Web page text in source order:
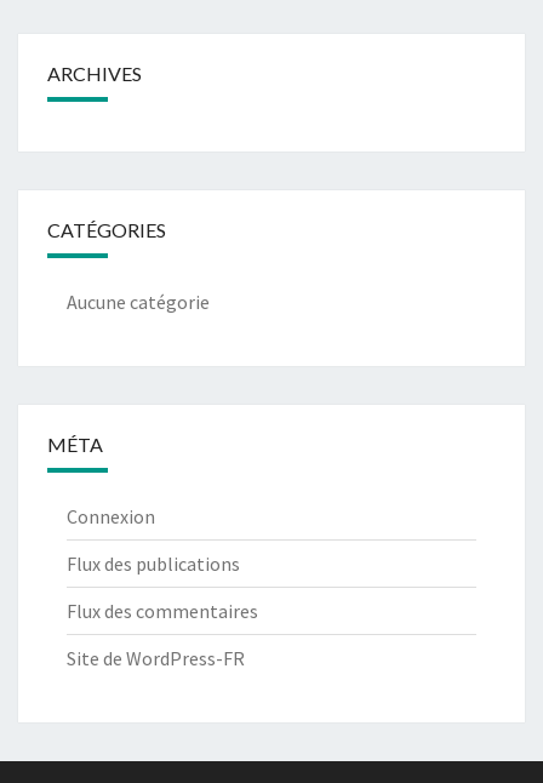
ARCHIVES
CATÉGORIES
Aucune catégorie
MÉTA
Connexion
Flux des publications
Flux des commentaires
Site de WordPress-FR